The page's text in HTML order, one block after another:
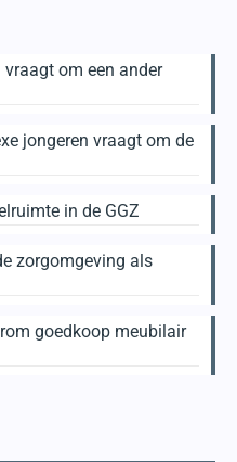
om een ander
jongeren vraagt om de
in de GGZ
zorgomgeving als
goedkoop meubilair